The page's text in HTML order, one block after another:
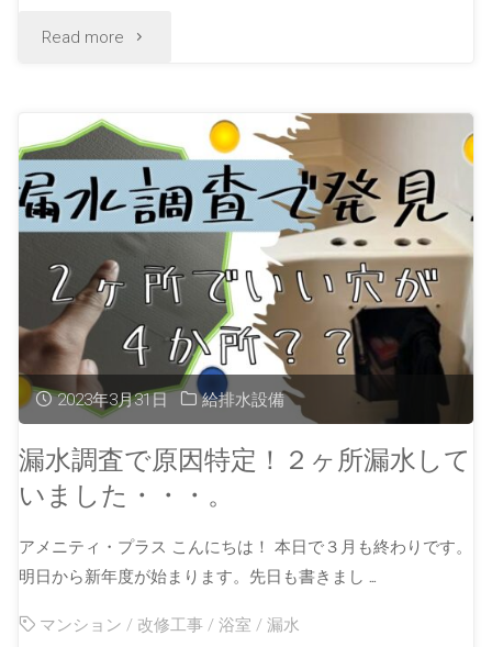
Read more
2023年3月31日 給排水設備
漏水調査で原因特定！２ヶ所漏水して
いました・・・。
アメニティ・プラス こんにちは！ 本日で３月も終わりです。
明日から新年度が始まります。先日も書きまし …
マンション / 改修工事 /浴室 /漏水